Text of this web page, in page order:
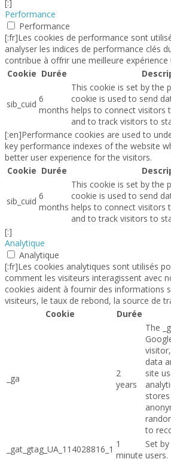
[:]
Performance
Performance
[:fr]Les cookies de performance sont
analyser les indices de performance clés
contribue à offrir une meilleure
Cookie Durée
sib_cuid 6
months
This cookie is set by the
cookie is used to send
helps to connect visitors
and to track visitors to
[:en]Performance cookies are used to
key performance indexes of the website
better user experience for the visitors.
Cookie Durée
sib_cuid 6
months
This cookie is set by the
cookie is used to send
helps to connect visitors
and to track visitors to
[:]
Analytique
Analytique
[:fr]Les cookies analytiques sont utilisés
comment les visiteurs interagissent avec
cookies aident à fournir des informations
visiteurs, le taux de rebond, la source de
Cookie
Durée
_ga
2
years
The
data
site
to
_gat_gtag_UA_114028816_1 1
minute
Set
users.